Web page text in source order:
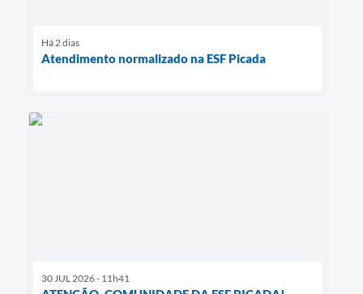
Há 2 dias
Atendimento normalizado na ESF Picada
30 JUL 2026 - 11h41